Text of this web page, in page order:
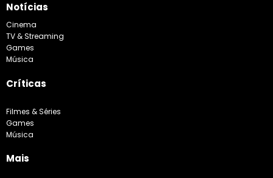
Notícias
Cinema
TV & Streaming
Games
Música
Críticas
Filmes & Séries
Games
Música
Mais